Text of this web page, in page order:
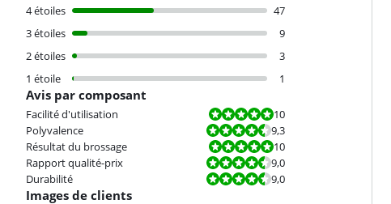
4 étoiles
47
3 étoiles
9
2 étoiles
3
1 étoile
1
Avis par composant
Facilité d'utilisation
La note est 10 sur 10.
10
Polyvalence
La note est 9,3 sur 10.
9,3
Résultat du brossage
La note est 10 sur 10.
10
Rapport qualité-prix
La note est 9,0 sur 10.
9,0
Durabilité
La note est 9,0 sur 10. 9,0
Images de clients